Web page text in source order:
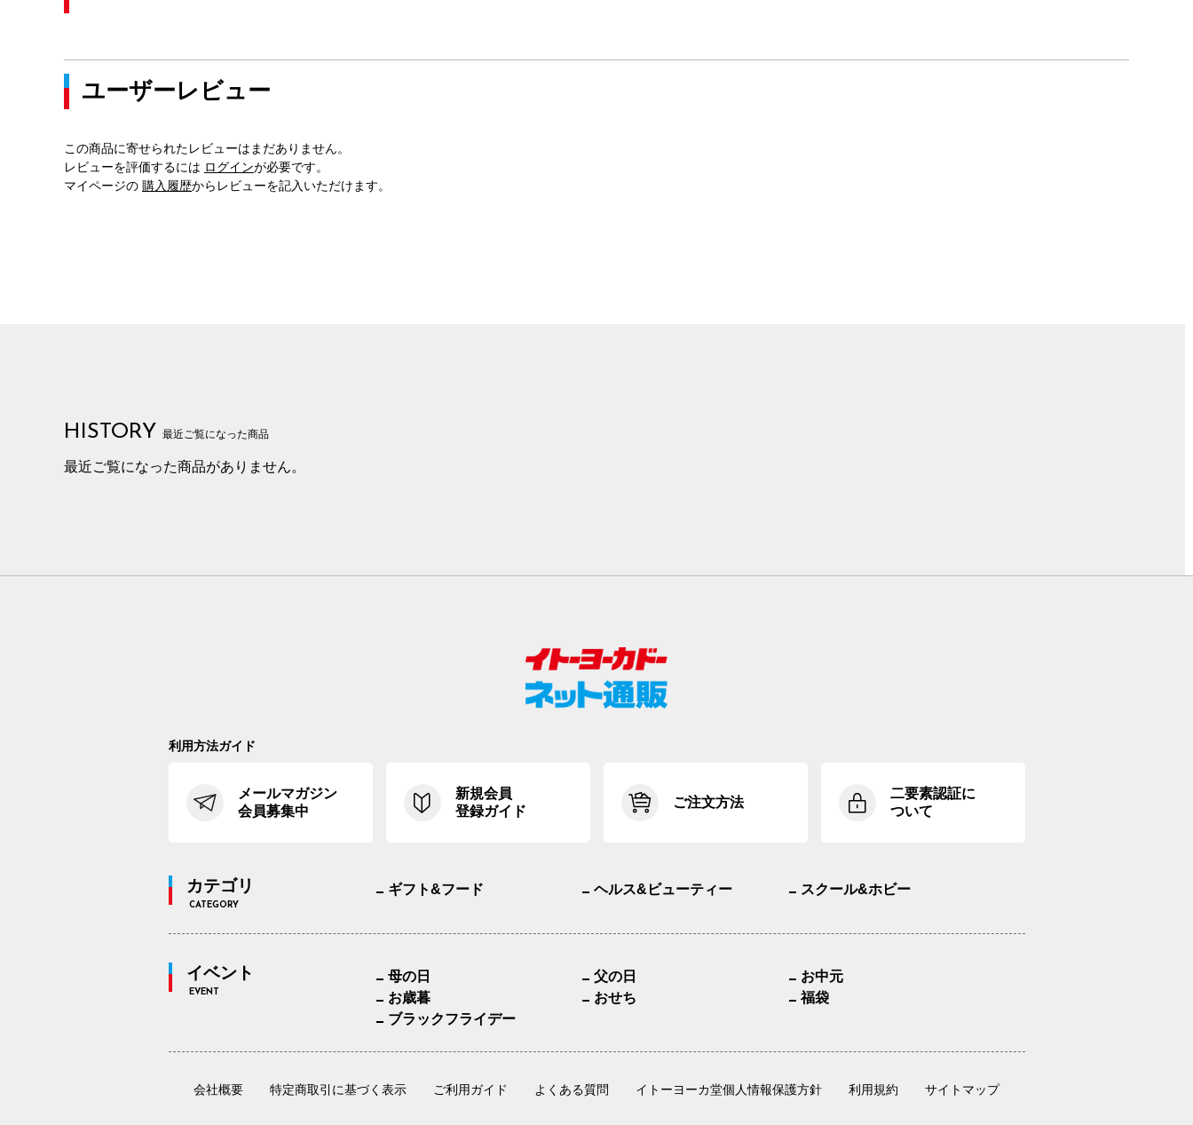
ユーザーレビュー
この商品に寄せられたレビューはまだありません。
レビューを評価するには ログインが必要です。
マイページの 購入履歴からレビューを記入いただけます。
HISTORY 最近ご覧になった商品
最近ご覧になった商品がありません。
利用方法ガイド
メールマガジン
会員募集中
新規会員
登録ガイド
ご注文方法
二要素認証に
ついて
カテゴリ
CATEGORY
ギフト&フード ヘルス&ビューティー スクール&ホビー
イベント
EVENT
母の日 父の日
お中元
お歳暮
おせち
福袋
ブラックフライデー
会社概要 特定商取引に基づく表示 ご利用ガイド よくある質問 イトーヨーカ堂個人情報保護方針 利用規約 サイトマップ